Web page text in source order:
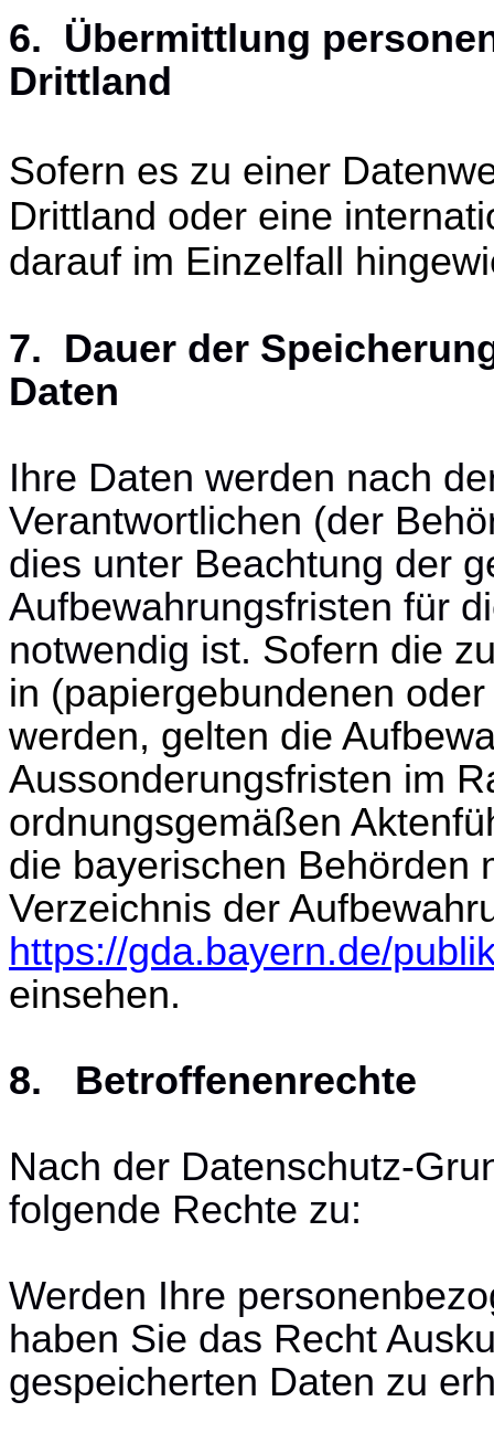
6. Übermittlung
Drittland
Sofern es zu einer
Drittland oder eine
darauf im Einzelfall
7. Dauer der
Daten
Ihre Daten werden nach
Verantwortlichen (der
dies unter Beachtung der
Aufbewahrungsfristen für
notwendig ist. Sofern die
in (papiergebundenen
werden, gelten die
Aussonderungsfristen im
ordnungsgemäßen
die bayerischen Behörden
Verzeichnis der
https://gda.bayern.de/
einsehen.
8. Betroffenenrechte
Nach der Datenschutz-
folgende Rechte zu:
Werden Ihre
haben Sie das Recht
gespeicherten Daten zu